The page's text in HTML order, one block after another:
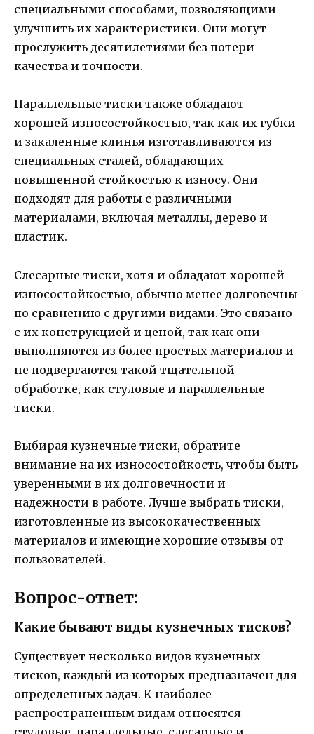
специальными способами, позволяющими
улучшить их характеристики. Они могут
прослужить десятилетиями без потери
качества и точности.
Параллельные тиски также обладают
хорошей износостойкостью, так как их губки
и закаленные клинья изготавливаются из
специальных сталей, обладающих
повышенной стойкостью к износу. Они
подходят для работы с различными
материалами, включая металлы, дерево и
пластик.
Слесарные тиски, хотя и обладают хорошей
износостойкостью, обычно менее долговечны
по сравнению с другими видами. Это связано
с их конструкцией и ценой, так как они
выполняются из более простых материалов и
не подвергаются такой тщательной
обработке, как стуловые и параллельные
тиски.
Выбирая кузнечные тиски, обратите
внимание на их износостойкость, чтобы быть
уверенными в их долговечности и
надежности в работе. Лучше выбрать тиски,
изготовленные из высококачественных
материалов и имеющие хорошие отзывы от
пользователей.
Вопрос-ответ:
Какие бывают виды кузнечных тисков?
Существует несколько видов кузнечных
тисков, каждый из которых предназначен для
определенных задач. К наиболее
распространенным видам относятся